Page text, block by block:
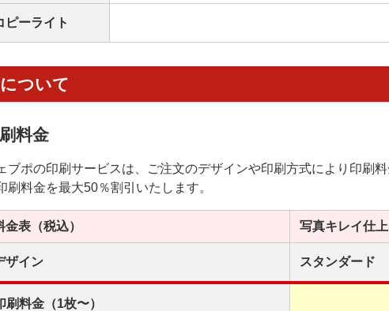
ピーライト
ついて
料金
ブポの印刷サービスは、ご注文のデザインや印刷方式により印刷
刷料金を最大50％割引いたします。
金表 （税込） 写真キレイ仕
ザイン スタンダード
刷料金（1枚〜）